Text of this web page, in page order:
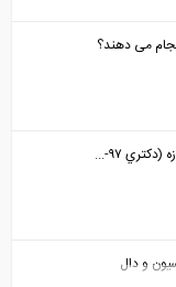
می دهند؟
٩٧-...
و دال